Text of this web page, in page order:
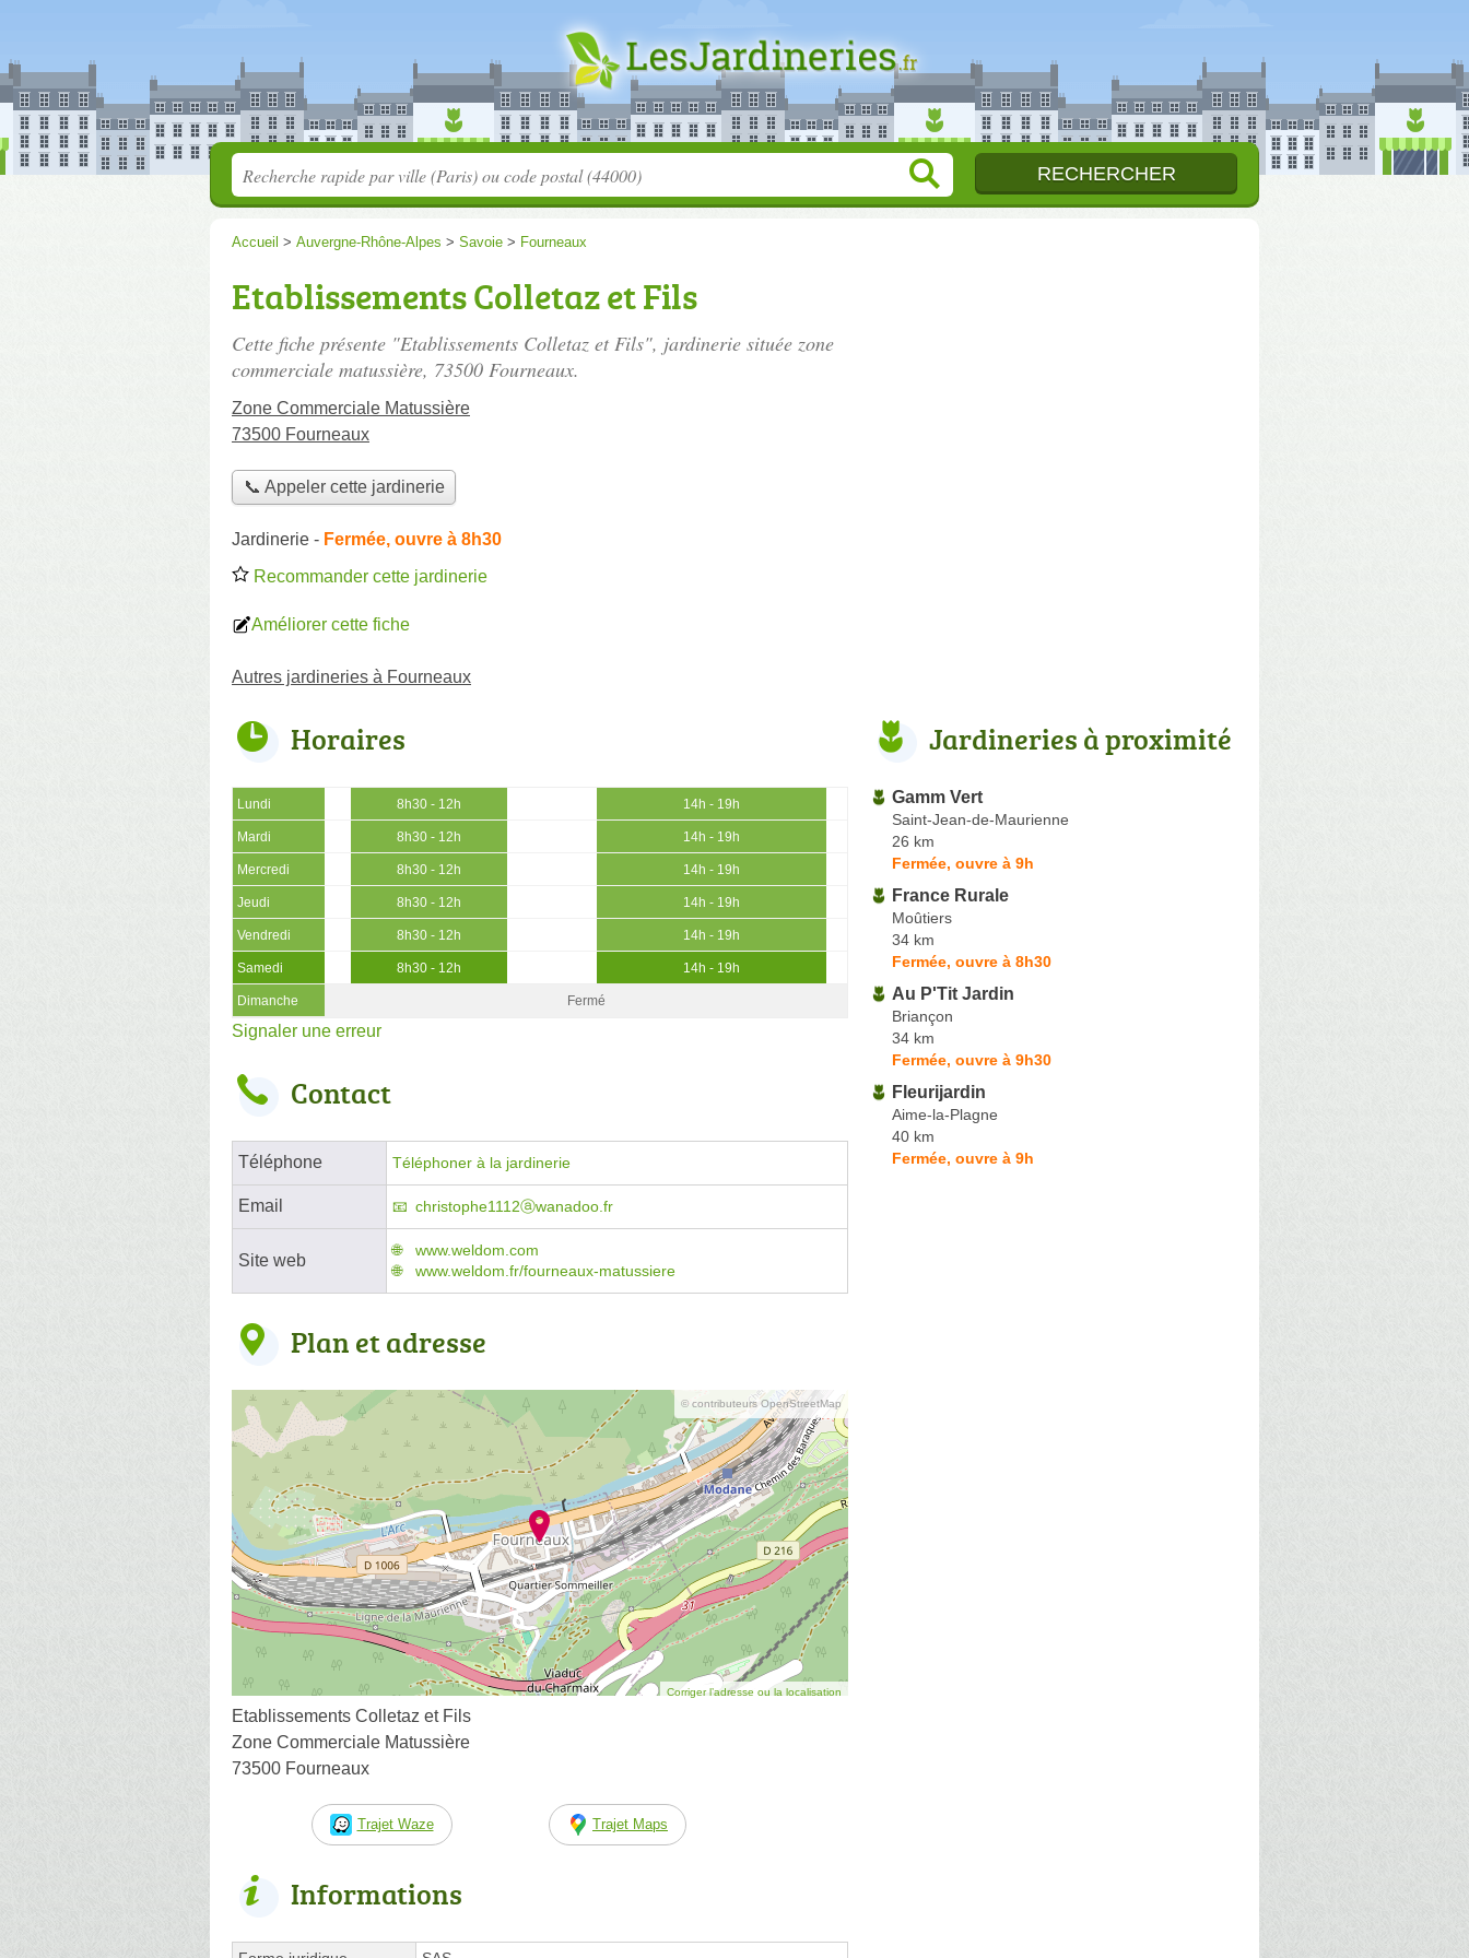
Accueil > Auvergne-Rhône-Alpes > Savoie > Fourneaux
Etablissements Colletaz et Fils
Cette fiche présente "Etablissements Colletaz et Fils", jardinerie située zone
commerciale matussière, 73500 Fourneaux.
Zone Commerciale Matussière
73500 Fourneaux
📞 Appeler cette jardinerie
Jardinerie - Fermée, ouvre à 8h30
Recommander cette jardinerie
Améliorer cette fiche
Autres jardineries à Fourneaux
Horaires
Lundi 8h30 - 12h 14h - 19h
Mardi 8h30 - 12h 14h - 19h
Mercredi 8h30 - 12h 14h - 19h
Jeudi 8h30 - 12h 14h - 19h
Vendredi 8h30 - 12h 14h - 19h
Samedi 8h30 - 12h 14h - 19h
Dimanche Fermé
Signaler une erreur
Contact
Téléphone Téléphoner à la jardinerie
Email christophe1112ⓐwanadoo.fr
Site web
www.weldom.com
www.weldom.fr/fourneaux-matussiere
Plan et adresse
© contributeurs OpenStreetMap
Corriger l’adresse ou la localisation
Etablissements Colletaz et Fils
Zone Commerciale Matussière
73500 Fourneaux
Trajet Waze Trajet Maps
Informations
Jardineries à proximité
Gamm Vert
Saint-Jean-de-Maurienne
26 km
Fermée, ouvre à 9h
France Rurale
Moûtiers
34 km
Fermée, ouvre à 8h30
Au P'Tit Jardin
Briançon
34 km
Fermée, ouvre à 9h30
Fleurijardin
Aime-la-Plagne
40 km
Fermée, ouvre à 9h